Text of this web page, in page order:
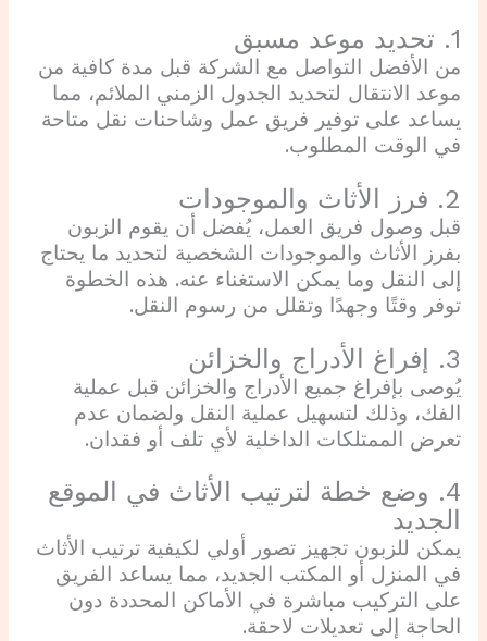
1. تحديد موعد مسبق
من الأفضل التواصل مع الشركة قبل مدة كافية من
موعد الانتقال لتحديد الجدول الزمني الملائم، مما
يساعد على توفير فريق عمل وشاحنات نقل متاحة
في الوقت المطلوب.
2. فرز الأثاث والموجودات
قبل وصول فريق العمل، يُفضل أن يقوم الزبون
بفرز الأثاث والموجودات الشخصية لتحديد ما يحتاج
إلى النقل وما يمكن الاستغناء عنه. هذه الخطوة
توفر وقتًا وجهدًا وتقلل من رسوم النقل.
3. إفراغ الأدراج والخزائن
يُوصى بإفراغ جميع الأدراج والخزائن قبل عملية
الفك، وذلك لتسهيل عملية النقل ولضمان عدم
تعرض الممتلكات الداخلية لأي تلف أو فقدان.
4. وضع خطة لترتيب الأثاث في الموقع
الجديد
يمكن للزبون تجهيز تصور أولي لكيفية ترتيب الأثاث
في المنزل أو المكتب الجديد، مما يساعد الفريق
على التركيب مباشرة في الأماكن المحددة دون
الحاجة إلى تعديلات لاحقة.